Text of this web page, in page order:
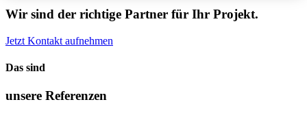
Wir sind der richtige Partner für Ihr Projekt.
Jetzt Kontakt aufnehmen
Das sind
unsere Referenzen